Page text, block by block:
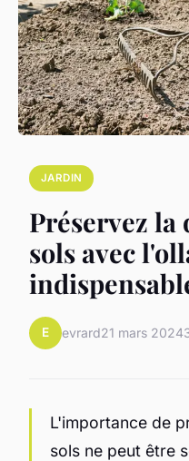
JARDIN
Préservez la
sols avec
E evrard21 mars 2024
L'importance de
sols ne peut être